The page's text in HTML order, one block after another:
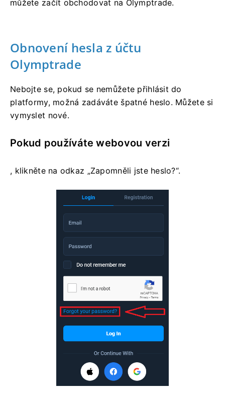
můžete začít obchodovat na Olymptrade.
Obnovení hesla z účtu
Olymptrade
Nebojte se, pokud se nemůžete přihlásit do
platformy, možná zadáváte špatné heslo. Můžete si
vymyslet nové.
Pokud používáte webovou verzi
, klikněte na odkaz „Zapomněli jste heslo?“.